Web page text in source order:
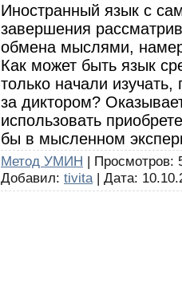
Иностранный язык с
завершения
обмена мыслями,
Как может быть язык
только начали
за диктором?
использовать
бы в мысленном
Метод УМИН | Просмотров:
Добавил: tivita | Дата: